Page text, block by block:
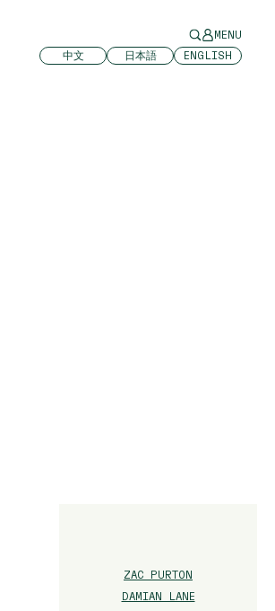
MENU
中文
日本語 ENGLISH
ZAC PURTON
DAMIAN LANE